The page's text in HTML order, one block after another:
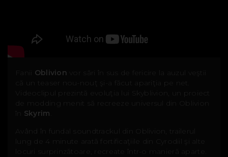
Oblivion vor sări în sus de fericire la auzul veştii
că un teaser nou-nouţ şi-a făcut apariţia pe net.
Videoclipul prezintă evoluţia lui Skyblivion, un proiect
de modding menit să recreeze universul din Oblivion
în Skyrim
Având în fundal soundtrackul din Oblivion, trailerul
lung de 4 minute arată fortificaţiile din Cyrodiil şi alte
locuri surprinzătoare, recreate într-o manieră aparte.